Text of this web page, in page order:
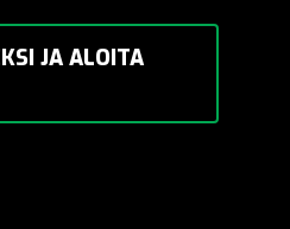
JA ALOITA